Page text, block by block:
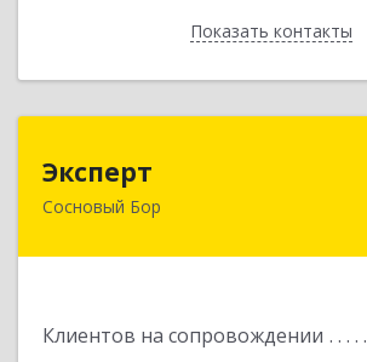
Показать контакты
Назад
Эксперт
Сосновый Бор
Клиентов на сопровождении
188544, Ленинградская обл,